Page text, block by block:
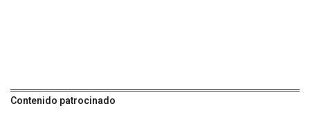
Contenido patrocinado